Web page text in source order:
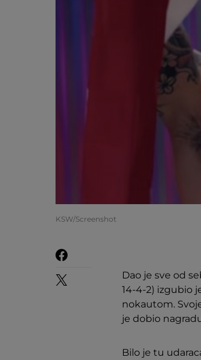
KSW/Screenshot
Dao je sve od
14-4-2) izgubio
nokautom.
je dobio
Bilo je tu